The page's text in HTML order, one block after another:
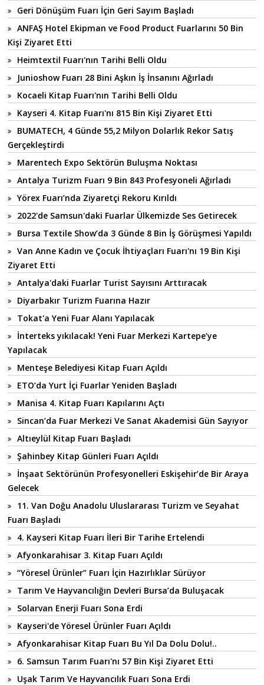
Geri Dönüşüm Fuarı İçin Geri Sayım Başladı
ANFAŞ Hotel Ekipman ve Food Product Fuarlarını 50 Bin
Kişi Ziyaret Etti
Heimtextil Fuarı'nın Tarihi Belli Oldu
Junioshow Fuarı 28 Bini Aşkın İş İnsanını Ağırladı
Kocaeli Kitap Fuarı'nın Tarihi Belli Oldu
Kayseri 4. Kitap Fuarı'nı 815 Bin Kişi Ziyaret Etti
BUMATECH, 4 Günde 55,2 Milyon Dolarlık Rekor Satış
Gerçekleştirdi
Marentech Expo Sektörün Buluşma Noktası
Antalya Turizm Fuarı 9 Bin 843 Profesyoneli Ağırladı
Yörex Fuarı’nda Ziyaretçi Rekoru Kırıldı
2022'de Samsun'daki Fuarlar Ülkemizde Ses Getirecek
Bursa Textile Show’da 3 Günde 8 Bin İş Görüşmesi Yapıldı
Van Anne Kadın ve Çocuk İhtiyaçları Fuarı'nı 19 Bin Kişi
Ziyaret Etti
Antalya'daki Fuarlar Turist Sayısını Arttıracak
Diyarbakır Turizm Fuarına Hazır
Tokat'a Yeni Fuar Alanı Yapılacak
İnterteks yıkılacak! Yeni Fuar Merkezi Kartepe’ye
Yapılacak
Menteşe Belediyesi Kitap Fuarı Açıldı
ETO’da Yurt İçi Fuarlar Yeniden Başladı
Manisa 4. Kitap Fuarı Kapılarını Açtı
Sincan’da Fuar Merkezi Ve Sanat Akademisi Gün Sayıyor
Altıeylül Kitap Fuarı Başladı
Şahinbey Kitap Günleri Fuarı Açıldı
İnşaat Sektörünün Profesyonelleri Eskişehir’de Bir Araya
Gelecek
11. Van Doğu Anadolu Uluslararası Turizm ve Seyahat
Fuarı Başladı
4. Kayseri Kitap Fuarı İleri Bir Tarihe Ertelendi
Afyonkarahisar 3. Kitap Fuarı Açıldı
“Yöresel Ürünler” Fuarı İçin Hazırlıklar Sürüyor
Tarım Ve Hayvancılığın Devleri Bursa’da Buluşacak
Solarvan Enerji Fuarı Sona Erdi
Kayseri'de Yöresel Ürünler Fuarı Açıldı
Afyonkarahisar Kitap Fuarı Bu Yıl Da Dolu Dolu!..
6. Samsun Tarım Fuarı'nı 57 Bin Kişi Ziyaret Etti
Uşak Tarım Ve Hayvancılık Fuarı Sona Erdi